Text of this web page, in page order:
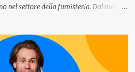
nel settore della fumisteria. Dal mese di
stufe e camini, e fumisteria in generale
a vantaggio di tutte le aziende
infatti all’interno del sito inserire